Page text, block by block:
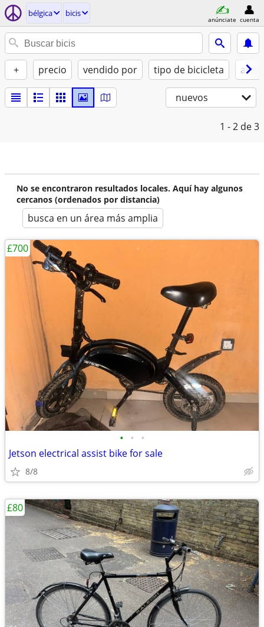
bélgica bicis
anúnciate cuenta
+ precio vendido por tipo de bicicleta
nuevos
1 - 2 de 3
No se encontraron resultados locales. Aquí hay algunos
cercanos (ordenados por distancia)
busca en un área más amplia
• • •
Jetson electrical assist bike for sale
8/8
£700
£80